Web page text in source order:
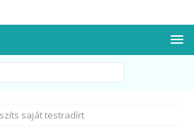
saját testradírt